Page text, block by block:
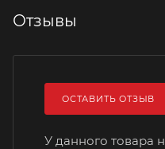
Отзывы
ОСТАВИТЬ ОТЗЫВ
У данного товара